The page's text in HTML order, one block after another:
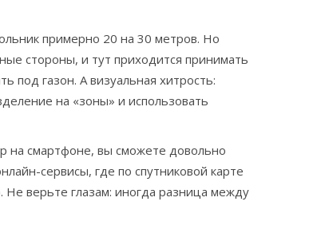
примерно 20 на 30 метров. Но
стороны, и тут приходится принимать
под газон. А визуальная хитрость:
на «зоны» и использовать
на смартфоне, вы сможете довольно
сервисы, где по спутниковой карте
верьте глазам: иногда разница между